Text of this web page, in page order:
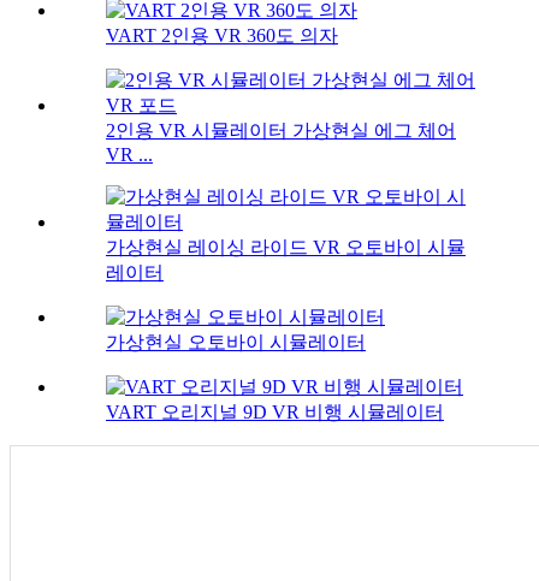
VART 2인용 VR 360도 의자
2인용 VR 시뮬레이터 가상현실 에그 체어
VR ...
가상현실 레이싱 라이드 VR 오토바이 시뮬
레이터
가상현실 오토바이 시뮬레이터
VART 오리지널 9D VR 비행 시뮬레이터